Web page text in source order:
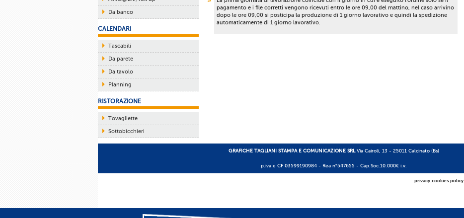
Da banco
CALENDARI
Tascabili
Da parete
Da tavolo
Planning
RISTORAZIONE
Tovagliette
Sottobicchieri
pagamento e i file corretti vengono ricevuti entro le ore 09,00 del mattino, nel caso arrivino
dopo le ore 09,00 si posticipa la produzione di 1 giorno lavorativo e quindi la spedizione
automaticamente di 1 giorno lavorativo.
GRAFICHE TAGLIANI STAMPA E COMUNICAZIONE SRL Via Cairoli, 13 - 25011 Calcinato (Bs)
p.iva e CF 03599190984 - Rea n°547655 - Cap.Soc.10.000€ i.v.
privacy cookies policy